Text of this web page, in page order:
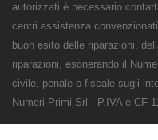
autorizzati è necessario
centri assistenza
buon esito delle riparazioni,
riparazioni, esonerando il
civile, penale o fiscale sugli
Numeri Primi Srl - P.IVA e CF